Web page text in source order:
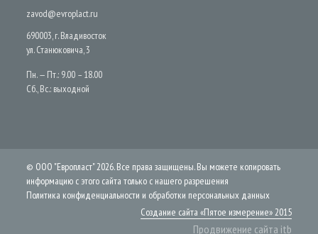
zavod@evroplact.ru
690003, г. Владивосток
ул. Станюковича, 3
Пн. — Пт.: 9.00 – 18.00
Сб., Вс.: выходной
© ООО "Европласт" 2026. Все права защищены. Вы можете копировать
информацию с этого сайта только с нашего разрешения
Политика конфиденциальности и обработки персональных данных
Создание сайта «Пятое измерение» 2015
Продвижение сайта itb